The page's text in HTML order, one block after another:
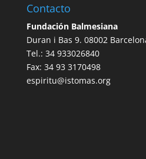
Contacto
Fundación Balmesiana
Duran i Bas 9. 08002
Tel.: 34 933026840
Fax: 34 93 3170498
espiritu@istomas.org